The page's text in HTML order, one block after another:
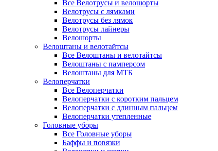
Все Велотрусы и велошорты
Велотрусы с лямками
Велотрусы без лямок
Велотрусы лайнеры
Велошорты
Велоштаны и велотайтсы
Все Велоштаны и велотайтсы
Велоштаны с памперсом
Велоштаны для МТБ
Велоперчатки
Все Велоперчатки
Велоперчатки с коротким пальцем
Велоперчатки с длинным пальцем
Велоперчатки утепленные
Головные уборы
Все Головные уборы
Баффы и повязки